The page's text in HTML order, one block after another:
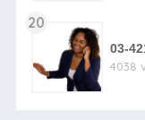
20
03-
4038